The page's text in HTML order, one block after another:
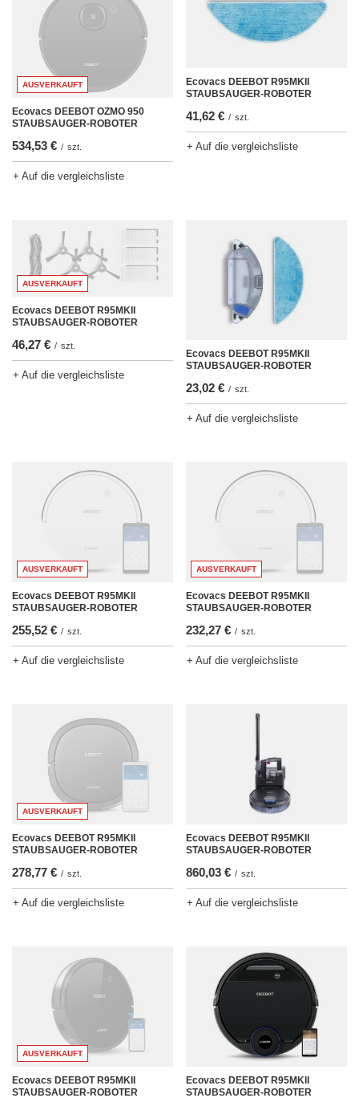
AUSVERKAUFT
Ecovacs DEEBOT OZMO 950
STAUBSAUGER-ROBOTER
534,53 € / szt.
+ Auf die vergleichsliste
Ecovacs DEEBOT R95MKII
STAUBSAUGER-ROBOTER
41,62 € / szt.
+ Auf die vergleichsliste
AUSVERKAUFT
Ecovacs DEEBOT R95MKII
STAUBSAUGER-ROBOTER
46,27 € / szt.
+ Auf die vergleichsliste
Ecovacs DEEBOT R95MKII
STAUBSAUGER-ROBOTER
23,02 € / szt.
+ Auf die vergleichsliste
AUSVERKAUFT
Ecovacs DEEBOT R95MKII
STAUBSAUGER-ROBOTER
255,52 € / szt.
+ Auf die vergleichsliste
AUSVERKAUFT
Ecovacs DEEBOT R95MKII
STAUBSAUGER-ROBOTER
232,27 € / szt.
+ Auf die vergleichsliste
AUSVERKAUFT
Ecovacs DEEBOT R95MKII
STAUBSAUGER-ROBOTER
278,77 € / szt.
+ Auf die vergleichsliste
Ecovacs DEEBOT R95MKII
STAUBSAUGER-ROBOTER
860,03 € / szt.
+ Auf die vergleichsliste
AUSVERKAUFT
Ecovacs DEEBOT R95MKII
STAUBSAUGER-ROBOTER
Ecovacs DEEBOT R95MKII
STAUBSAUGER-ROBOTER